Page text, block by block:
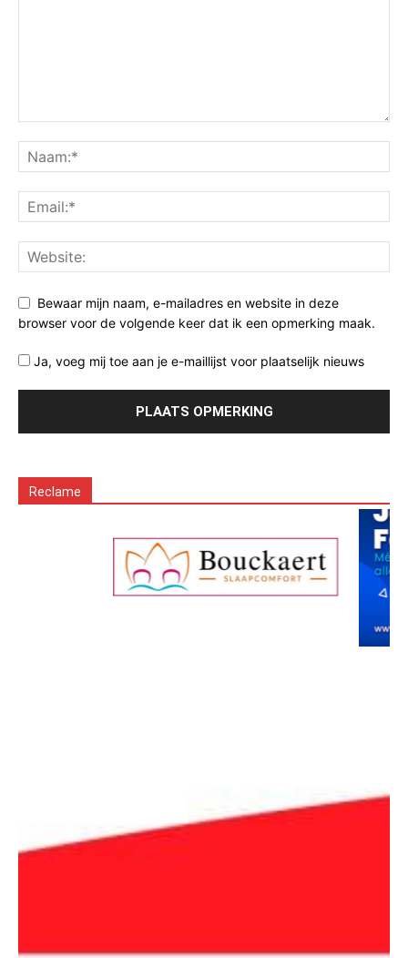
Bewaar mijn naam, e-mailadres en website in deze
browser voor de volgende keer dat ik een opmerking maak.
Ja, voeg mij toe aan je e-maillijst voor plaatselijk nieuws
Reclame